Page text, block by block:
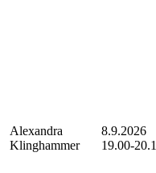
Alexandra
Klinghammer
8.9.2026
19.00-